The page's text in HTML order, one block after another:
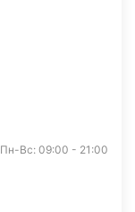
Пн-Вс: 09:00 - 21:00